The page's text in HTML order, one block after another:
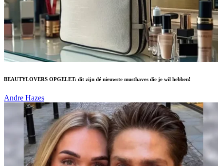
BEAUTYLOVERS OPGELET: dit zijn dé nieuwste musthaves die je wil hebben!
Andre Hazes